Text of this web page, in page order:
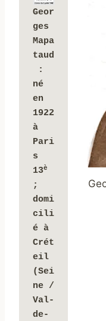
Geor
ges
Mapa
taud
né
en
1922
à
Pari
s
13è
;
domi
cili
é à
Crét
eil
(Sei
ne /
Val-
de-